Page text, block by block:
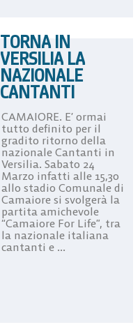
TORNA IN
VERSILIA LA
NAZIONALE
CANTANTI
CAMAIORE. E’ ormai
tutto definito per il
gradito ritorno della
nazionale Cantanti in
Versilia. Sabato 24
Marzo infatti alle 15,30
allo stadio Comunale di
Camaiore si svolgerà la
partita amichevole
“Camaiore For Life”, tra
la nazionale italiana
cantanti e ...